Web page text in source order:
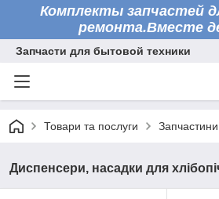
Комплекты запчастей
ремонта.Вместе
Запчасти для бытовой техники
Товари та послуги
Диспенсери, насадки для